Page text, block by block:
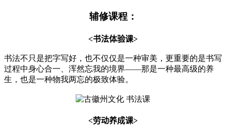
辅修课程：
<书法体验课>
书法不只是把字写好，也不仅仅是一种审美，更重要的是书写
过程中身心合一、浑然忘我的境界——那是一种最高级的养
生，也是一种物我两忘的极致体验。
<劳动养成课>